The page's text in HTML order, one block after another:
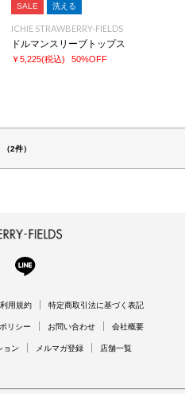
SALE 洗える
ICHIE STRAWBERRY-FIELDS
ドルマンスリーブトップス
￥5,225(税込) 50%OFF
（2件）
INSTAGRAM
利用規約 特定商取引法に基づく表記
リシー お問い合わせ 会社概要
ョン メルマガ登録 店舗一覧